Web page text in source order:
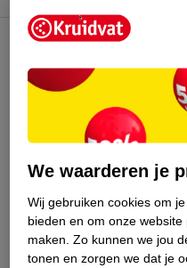
Klantenservice
We waarderen je
Wij gebruiken cookies om
bieden en om onze
maken. Zo kunnen we jou
tonen en zorgen we dat je